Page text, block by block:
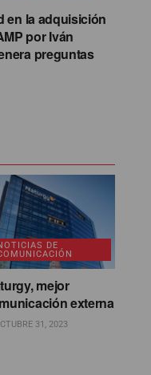
en la adquisición
por Iván
preguntas
DE
mejor
externa
31, 2023